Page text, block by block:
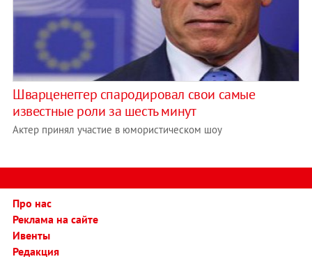
Шварценеггер спародировал свои самые
известные роли за шесть минут
Актер принял участие в юмористическом шоу
Про нас
Реклама на сайте
Ивенты
Редакция